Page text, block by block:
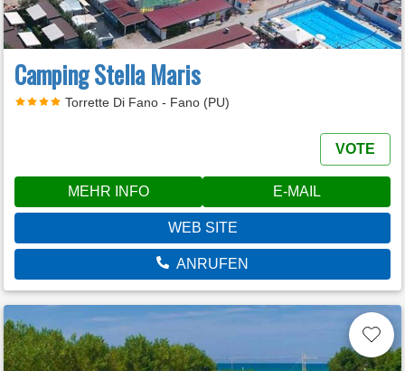
Camping Stella Maris
Torrette Di Fano - Fano (PU)
VOTE
MEHR INFO E-MAIL
WEB SITE
ANRUFEN